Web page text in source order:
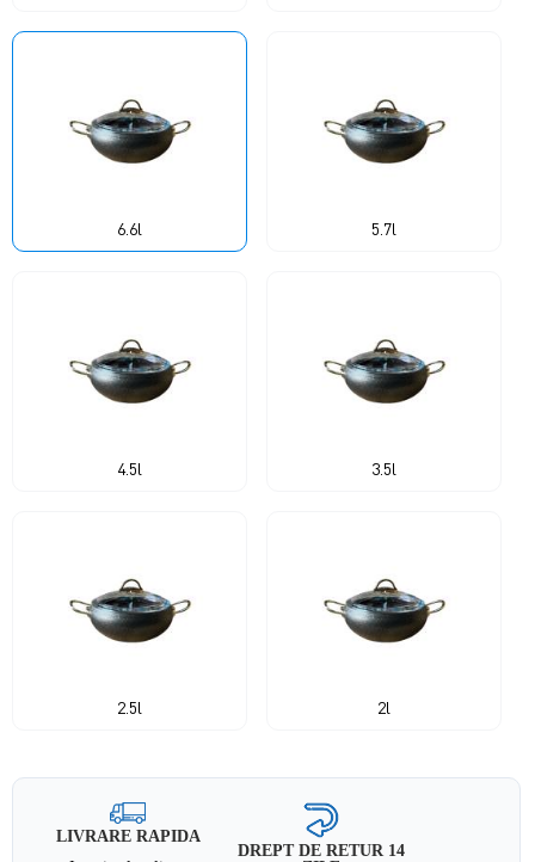
6.6l 5.7l
4.5l 3.5l
2.5l 2l
LIVRARE RAPIDA
DREPT DE RETUR 14